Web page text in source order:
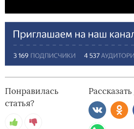
Понравилась
статья?